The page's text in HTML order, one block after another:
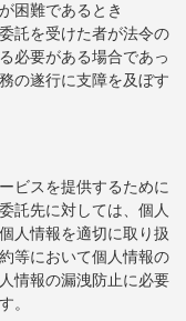
困難であるとき
託を受けた者が法令の
必要がある場合であっ
の遂行に支障を及ぼす
ビスを提供するために
託先に対しては、個人
人情報を適切に取り扱
等において個人情報の
情報の漏洩防止に必要
。